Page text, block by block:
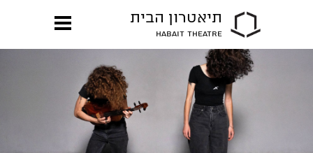
תיאטרון הבית
HABAIT THEATRE